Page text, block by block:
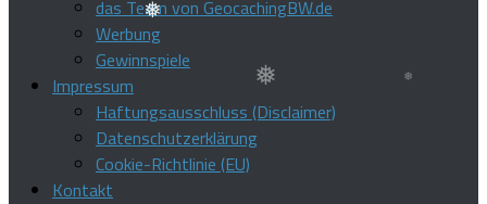
❅
das Team von GeocachingBW.de
Werbung
Gewinnspiele
Impressum
Haftungsausschluss (Disclaimer)
Datenschutzerklärung
Cookie-Richtlinie (EU)
Kontakt